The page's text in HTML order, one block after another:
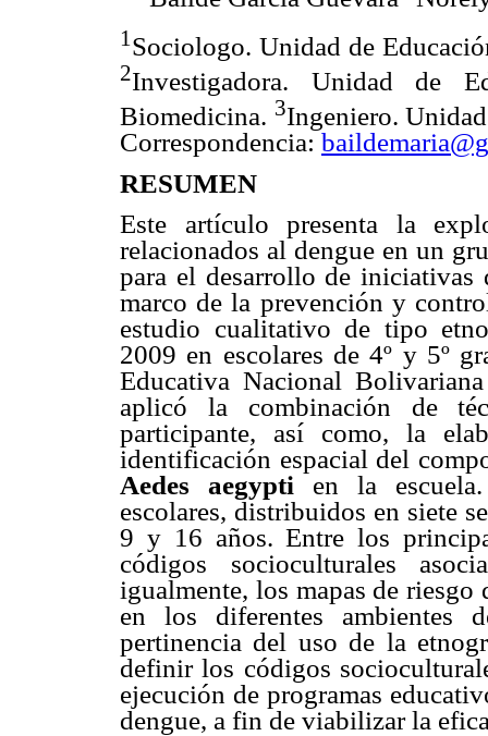
1 Sociologo. Unidad de
2Investigadora. Unidad de
Biomedicina. 3Ingeniero.
Correspondencia:
RESUMEN
Este artículo presenta la
relacionados al dengue en un
para el desarrollo de
marco de la prevención y
estudio cualitativo de tipo
2009 en escolares de 4º y 5º
Educativa Nacional
aplicó la combinación de
participante, así como, la
identificación espacial del
Aedes aegypti en la
escolares, distribuidos en siete
9 y 16 años. Entre los
códigos socioculturales
igualmente, los mapas de
en los diferentes ambientes
pertinencia del uso de la
definir los códigos
ejecución de programas
dengue, a fin de viabilizar la